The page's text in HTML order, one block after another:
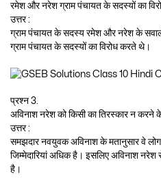
रमेश और नरेश ग्राम पंचायत के सदस्यों का
उत्तर :
ग्राम पंचायत के सदस्य रमेश और नरेश के
ग्राम पंचायत के सदस्यों का विरोध करते थे।
प्रश्न 3.
अविनाश नरेश को किसी का तिरस्कार न करने
उत्तर :
समझदार नवयुवक अविनाश के मतानुसार वे
जिम्मेदारियां अधिक है। इसलिए अविनाश
है।